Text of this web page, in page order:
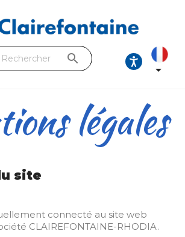
search

légales
site
connecté au site web
CLAIREFONTAINE-RHODIA.